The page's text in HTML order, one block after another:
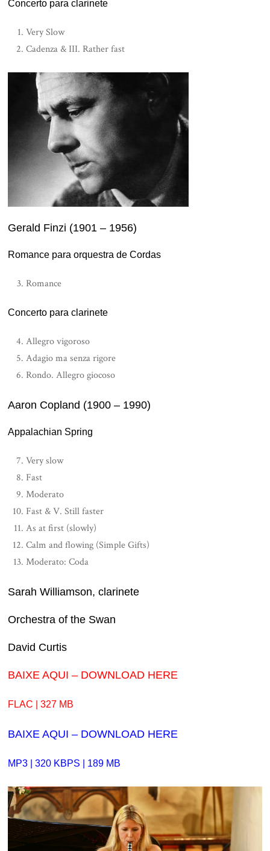
Concerto para clarinete
Very Slow
Cadenza & III. Rather fast
Gerald Finzi (1901 – 1956)
Romance para orquestra de Cordas
Romance
Concerto para clarinete
Allegro vigoroso
Adagio ma senza rigore
Rondo. Allegro giocoso
Aaron Copland (1900 – 1990)
Appalachian Spring
Very slow
Fast
Moderato
Fast & V. Still faster
As at first (slowly)
Calm and flowing (Simple Gifts)
Moderato: Coda
Sarah Williamson, clarinete
Orchestra of the Swan
David Curtis
BAIXE AQUI – DOWNLOAD HERE
FLAC | 327 MB
BAIXE AQUI – DOWNLOAD HERE
MP3 | 320 KBPS | 189 MB